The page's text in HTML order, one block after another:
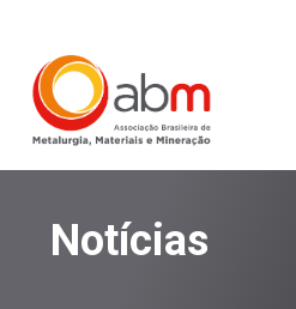
Notícias